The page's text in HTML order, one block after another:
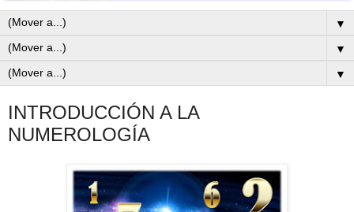
▼
▼
▼
INTRODUCCIÓN A LA
NUMEROLOGÍA